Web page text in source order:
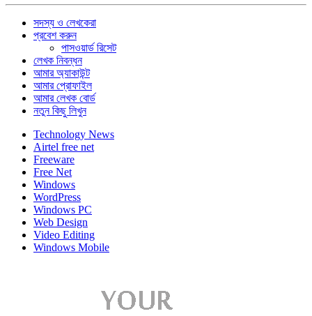
সদস্য ও লেখকেরা
প্রবেশ করুন
পাসওয়ার্ড রিসেট
লেখক নিবন্ধন
আমার অ্যাকাউন্ট
আমার প্রোফাইল
আমার লেখক বোর্ড
নতুন কিছু লিখুন
Technology News
Airtel free net
Freeware
Free Net
Windows
WordPress
Windows PC
Web Design
Video Editing
Windows Mobile